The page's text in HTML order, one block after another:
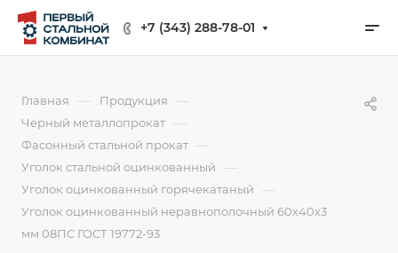
+7 (343) 288-78-01
Главная — Продукция —
Черный металлопрокат —
Фасонный стальной прокат —
Уголок стальной оцинкованный —
Уголок оцинкованный горячекатаный —
Уголок оцинкованный неравнополочный 60х40х3
мм 08ПС ГОСТ 19772-93